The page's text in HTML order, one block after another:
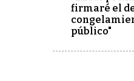
firmaré el
público"